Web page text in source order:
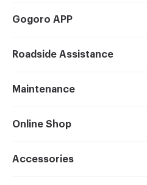
Gogoro APP
Roadside Assistance
Maintenance
Online Shop
Accessories